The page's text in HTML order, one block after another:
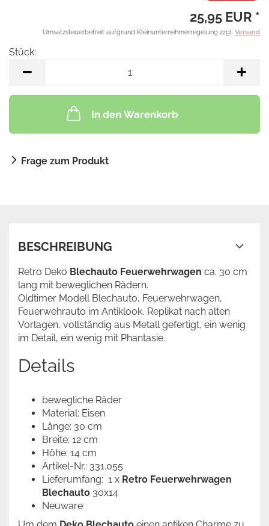
25,95 EUR *
Umsatzsteuerbefreit aufgrund Kleinunternehmerregelung zzgl. Versand
Stück:
In den Warenkorb
Frage zum Produkt
BESCHREIBUNG
Retro Deko Blechauto Feuerwehrwagen ca. 30 cm
lang mit beweglichen Rädern.
Oldtimer Modell Blechauto, Feuerwehrwagen,
Feuerwehrauto im Antiklook, Replikat nach alten
Vorlagen, vollständig aus Metall gefertigt, ein wenig
im Detail, ein wenig mit Phantasie..
Details
bewegliche Räder
Material: Eisen
Länge: 30 cm
Breite: 12 cm
Höhe: 14 cm
Artikel-Nr.: 331.055
Lieferumfang: 1 x Retro Feuerwehrwagen
Blechauto 30x14
Neuware